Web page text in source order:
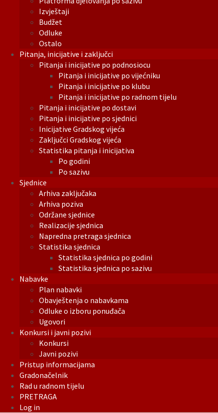
Izvještaji
Budžet
Odluke
Ostalo
Pitanja, inicijative i zaključci
Pitanja i inicijative po podnosiocu
Pitanja i inicijative po vijećniku
Pitanja i inicijative po klubu
Pitanja i inicijative po radnom tijelu
Pitanja i inicijative po dostavi
Pitanja i inicijative po sjednici
Inicijative Gradskog vijeća
Zaključci Gradskog vijeća
Statistika pitanja i inicijativa
Po godini
Po sazivu
Sjednice
Arhiva zaključaka
Arhiva poziva
Održane sjednice
Realizacije sjednica
Napredna pretraga sjednica
Statistika sjednica
Statistika sjednica po godini
Statistika sjednica po sazivu
Nabavke
Plan nabavki
Obavještenja o nabavkama
Odluke o izboru ponuđača
Ugovori
Konkursi i javni pozivi
Konkursi
Javni pozivi
Pristup informacijama
Gradonačelnik
Rad u radnom tijelu
PRETRAGA
Log in